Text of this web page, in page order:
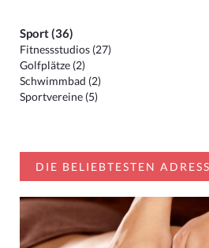
Sport (36)
Fitnessstudios (27)
Golfplätze (2)
Schwimmbad (2)
Sportvereine (5)
DIE BELIEBTESTEN